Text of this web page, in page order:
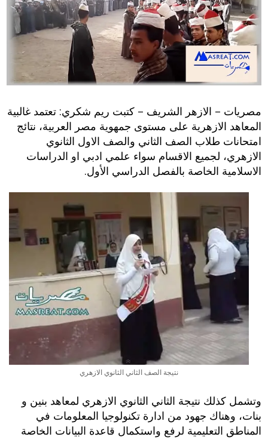
مصريات – الازهر الشريف – كتبت ريم شكري: تعتمد غالبية
المعاهد الازهرية على مستوى جمهوية مصر العربية، نتائج
امتحانات طلاب الصف الثاني والصف الاول الثانوي
الازهري، لجميع الاقسام سواء علمي ادبي او الدراسات
الاسلامية الخاصة بالفصل الدراسي الأول.
نتيجة الصف الثاني الثانوي الازهري
وتشمل كذلك نتيجة الثاني الثانوي الازهري لمعاهد بنين و
بنات، وهناك جهود من ادارة تكنولوجيا المعلومات في
المناطق التعليمية لرفع واستكمال قاعدة البيانات الخاصة